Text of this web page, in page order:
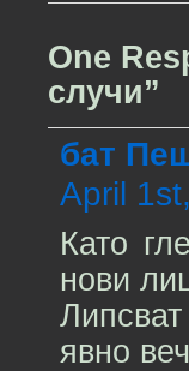
One
случи”
бат
April
Като
нови
явно